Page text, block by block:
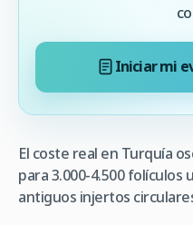
Iniciar mi
El coste real en Turquía
para 3.000-4.500 folículos
antiguos injertos